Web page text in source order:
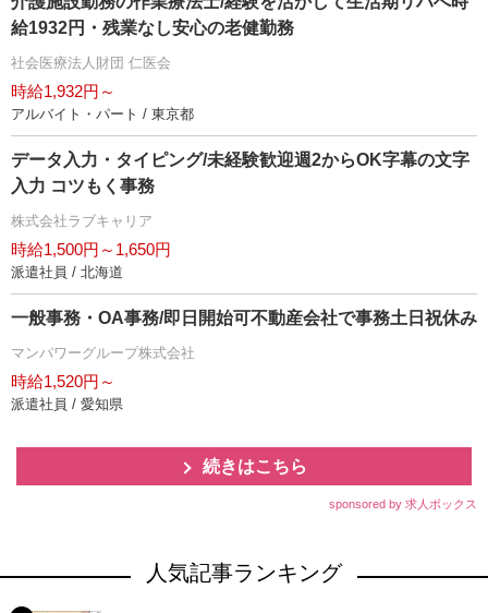
給1932円・残業なし安心の老健勤務
社会医療法人財団 仁医会
時給1,932円～
アルバイト・パート / 東京都
データ入力・タイピング/未経験歓迎週2からOK字幕の文字
入力 コツもく事務
株式会社ラブキャリア
時給1,500円～1,650円
派遣社員 / 北海道
一般事務・OA事務/即日開始可不動産会社で事務土日祝休み
マンパワーグループ株式会社
時給1,520円～
派遣社員 / 愛知県
続きはこちら
sponsored by 求人ボックス
人気記事ランキング